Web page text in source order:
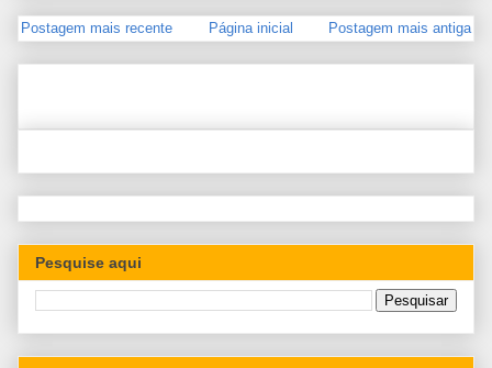
Postagem mais recente Postagem mais antiga
Página inicial
Pesquise aqui